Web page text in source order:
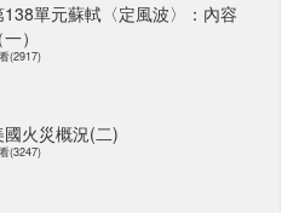
138單元蘇軾〈定風波〉：內容
（一）
(2917)
國火災概況(二)
(3247)